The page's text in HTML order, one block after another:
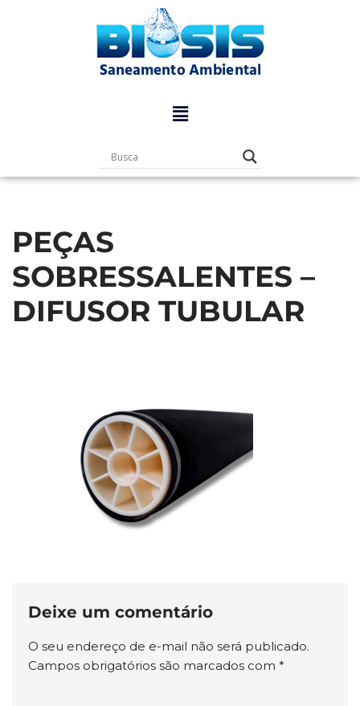
PEÇAS
SOBRESSALENTES –
DIFUSOR TUBULAR
Deixe um comentário
O seu endereço de e-mail não será publicado.
Campos obrigatórios são marcados com *